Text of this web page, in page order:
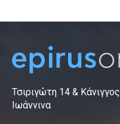
Τσιριγώτη 14 & Κάνιγγος
Ιωάννινα